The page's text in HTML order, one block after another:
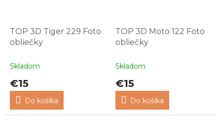
TOP 3D Tiger 229 Foto
obliečky
Skladom
€15
Do košíka
TOP 3D Moto 122 Foto
obliečky
Skladom
€15
Do košíka